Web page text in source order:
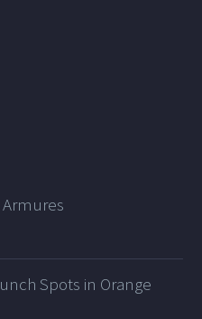
Spots in Orange